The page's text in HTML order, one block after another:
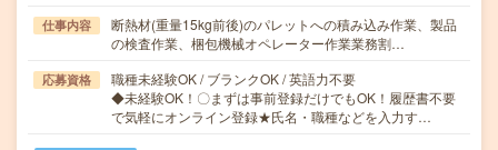
仕事内容
断熱材(重量15kg前後)のパレットへの積み込み作業、製品
の検査作業、梱包機械オペレーター作業業務割…
応募資格
職種未経験OK / ブランクOK / 英語力不要
◆未経験OK！〇まずは事前登録だけでもOK！履歴書不要
で気軽にオンライン登録★氏名・職種などを入力す…